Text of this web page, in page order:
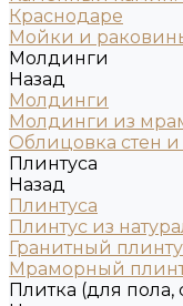
Краснодаре
Мойки и
Молдинги
Назад
Молдинги
Молдинги из
Облицовка стен и
Плинтуса
Назад
Плинтуса
Плинтус из
Гранитный
Мраморный
Плитка (для пола,